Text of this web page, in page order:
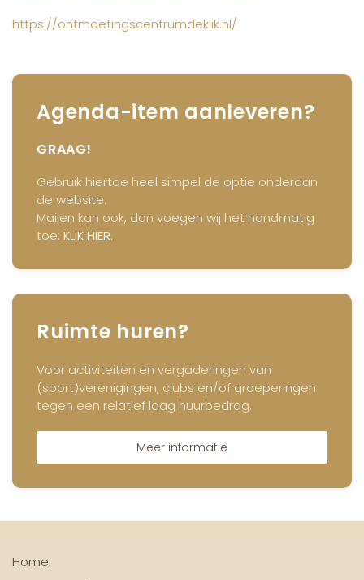
https://ontmoetingscentrumdeklik.nl/
Agenda-item aanleveren?
GRAAG!
Gebruik hiertoe heel simpel de optie onderaan
de website.
Mailen kan ook, dan voegen wij het handmatig
toe: KLIK HIER.
Ruimte huren?
Voor activiteiten en vergaderingen van
(sport)verenigingen, clubs en/of groeperingen
tegen een relatief laag huurbedrag.
Meer informatie
Home